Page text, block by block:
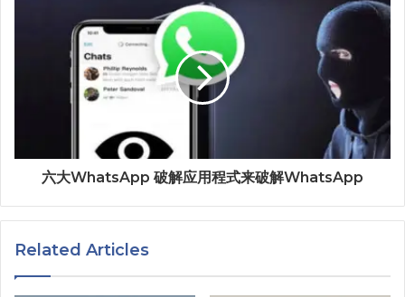
六大WhatsApp 破解应用程式来破解WhatsApp
Related Articles